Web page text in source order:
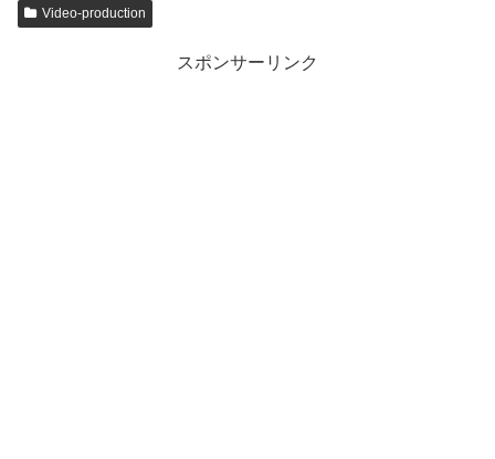
Video-production
スポンサーリンク